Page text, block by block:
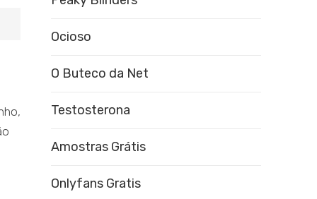
Ocioso
O Buteco da Net
Testosterona
Amostras Grátis
Onlyfans Gratis